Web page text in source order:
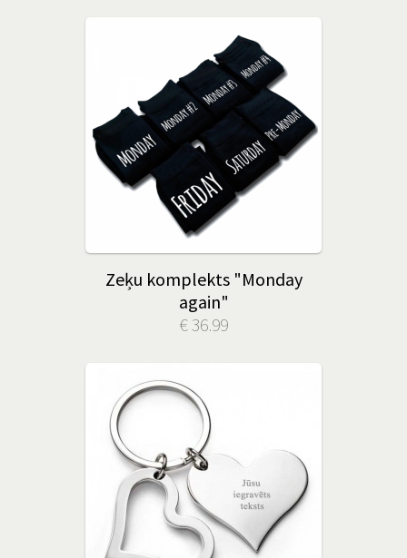
Zeķu komplekts "Monday
again"
€ 36.99